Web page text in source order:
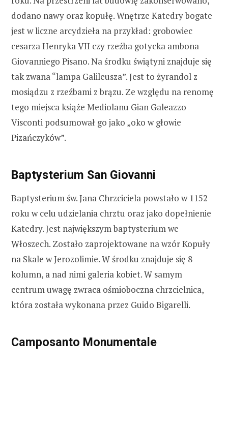
dodano nawy oraz kopułę. Wnętrze Katedry bogate
jest w liczne arcydzieła na przykład: grobowiec
cesarza Henryka VII czy rzeźba gotycka ambona
Giovanniego Pisano. Na środku świątyni znajduje się
tak zwana “lampa Galileusza”. Jest to żyrandol z
mosiądzu z rzeźbami z brązu. Ze względu na renomę
tego miejsca książe Mediolanu Gian Galeazzo
Visconti podsumował go jako „oko w głowie
Pizańczyków”.
Baptysterium San Giovanni
Baptysterium św. Jana Chrzciciela powstało w 1152
roku w celu udzielania chrztu oraz jako dopełnienie
Katedry. Jest największym baptysterium we
Włoszech. Zostało zaprojektowane na wzór Kopuły
na Skale w Jerozolimie. W środku znajduje się 8
kolumn, a nad nimi galeria kobiet. W samym
centrum uwagę zwraca ośmioboczna chrzcielnica,
która została wykonana przez Guido Bigarelli.
Camposanto Monumentale